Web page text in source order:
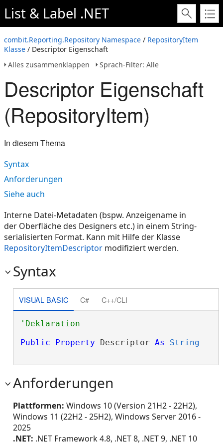
List & Label .NET
combit.Reporting.Repository Namespace / RepositoryItem
Klasse / Descriptor Eigenschaft
Alles zusammenklappen
Sprach-Filter: Alle
Descriptor Eigenschaft
(RepositoryItem)
In diesem Thema
Syntax
Anforderungen
Siehe auch
Interne Datei-Metadaten (bspw. Anzeigename in
der Oberfläche des Designers etc.) in einem String-
serialisierten Format. Kann mit Hilfe der Klasse
RepositoryItemDescriptor modifiziert werden.
Syntax
VISUAL BASIC C# C++/CLI
Public
Property Descriptor As String
Anforderungen
Plattformen: Windows 10 (Version 21H2 - 22H2),
Windows 11 (22H2 - 25H2), Windows Server 2016 -
2025
.NET: .NET Framework 4.8, .NET 8, .NET 9, .NET 10